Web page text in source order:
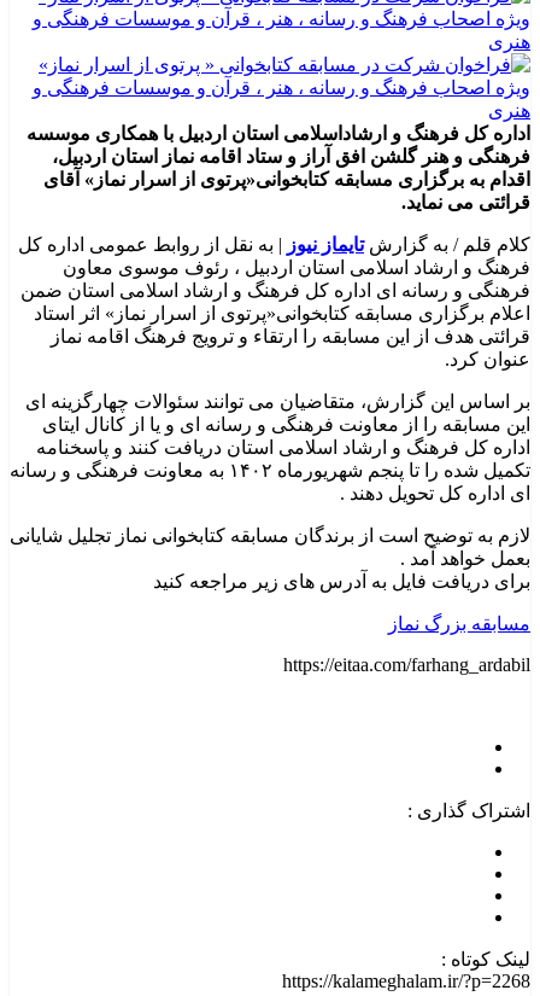
اداره کل فرهنگ و ارشاداسلامی استان اردبیل با همکاری موسسه
فرهنگی و هنر گلشن افق آراز و ستاد اقامه نماز استان اردبیل،
اقدام به برگزاری مسابقه کتابخوانی«پرتوی از اسرار نماز» آقای
قرائتی می نماید.
کلام قلم / به گزارشتایماز نیوز | به نقل از روابط عمومی اداره کل
فرهنگ و ارشاد اسلامی استان اردبیل ، رئوف موسوی معاون
فرهنگی و رسانه ای اداره کل فرهنگ و ارشاد اسلامی استان ضمن
اعلام برگزاری مسابقه کتابخوانی«پرتوی از اسرار نماز» اثر استاد
قرائتی هدف از این مسابقه را ارتقاء و ترویج فرهنگ اقامه نماز
عنوان کرد.
بر اساس این گزارش، متقاضیان می توانند سئوالات چهارگزینه ای
این مسابقه را از معاونت فرهنگی و رسانه ای و یا از کانال ایتای
اداره کل فرهنگ و ارشاد اسلامی استان دریافت کنند و پاسخنامه
تکمیل شده را تا پنجم شهریورماه ۱۴۰۲ به معاونت فرهنگی و رسانه
ای اداره کل تحویل دهند .
لازم به توضیح است از برندگان مسابقه کتابخوانی نماز تجلیل شایانی
بعمل خواهد آمد .
برای دریافت فایل به آدرس های زیر مراجعه کنید
مسابقه بزرگ نماز
https://eitaa.com/farhang_ardabil
اشتراک گذاری :
لینک کوتاه :
https://kalameghalam.ir/?p=2268